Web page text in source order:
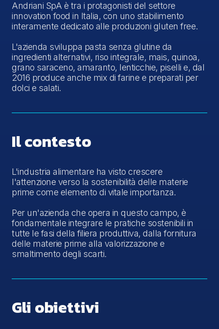
Andriani SpA è tra i protagonisti del settore
innovation food in Italia, con uno stabilimento
interamente dedicato alle produzioni gluten free.
L'azienda sviluppa pasta senza glutine da
ingredienti alternativi, riso integrale, mais, quinoa,
grano saraceno, amaranto, lenticchie, piselli e, dal
2016 produce anche mix di farine e preparati per
dolci e salati.
Il contesto
L'industria alimentare ha visto crescere
l'attenzione verso la sostenibilità delle materie
prime come elemento di vitale importanza.
Per un'azienda che opera in questo campo, è
fondamentale integrare le pratiche sostenibili in
tutte le fasi della filiera produttiva, dalla fornitura
delle materie prime alla valorizzazione e
smaltimento degli scarti.
Gli obiettivi